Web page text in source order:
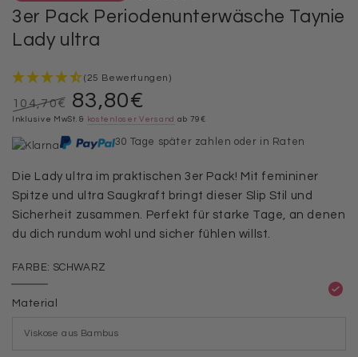
3er Pack Periodenunterwäsche Taynie
Lady ultra
(25 Bewertungen)
Regulärer
Preis
104,70€
Verkaufspreis
83,80€
Inklusive MwSt. & kostenloser Versand ab 79€
30 Tage später zahlen oder in Raten
Die Lady ultra im praktischen 3er Pack! Mit femininer
Spitze und ultra Saugkraft bringt dieser Slip Stil und
Sicherheit zusammen. Perfekt für starke Tage, an denen
du dich rundum wohl und sicher fühlen willst.
FARBE: SCHWARZ
ausverkauft
verfügbar
Material